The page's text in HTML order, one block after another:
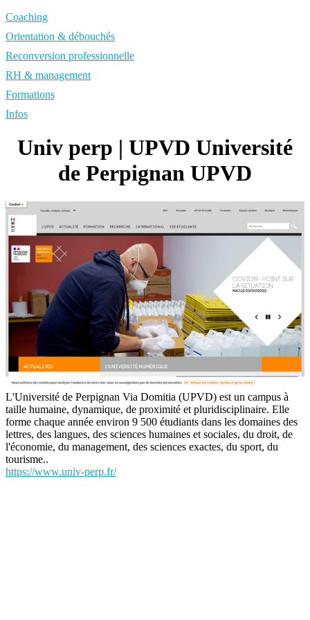
Coaching
Orientation & débouchés
Reconversion professionnelle
RH & management
Formations
Infos
Univ perp | UPVD Université
de Perpignan UPVD
L'Université de Perpignan Via Domitia (UPVD) est un campus à
taille humaine, dynamique, de proximité et pluridisciplinaire. Elle
forme chaque année environ 9 500 étudiants dans les domaines des
lettres, des langues, des sciences humaines et sociales, du droit, de
l'économie, du management, des sciences exactes, du sport, du
tourisme..
https://www.univ-perp.fr/